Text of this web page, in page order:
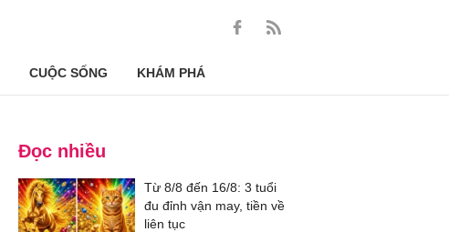
CUỘC SỐNG KHÁM PHÁ
Đọc nhiều
Từ 8/8 đến 16/8: 3 tuổi
đu đỉnh vận may, tiền về
liên tục